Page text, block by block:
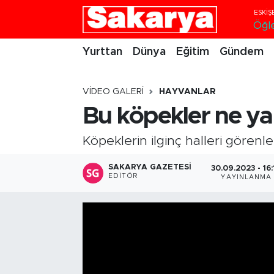
Yurttan Dünya Eğitim Gündem
VIDEO GALERI HAYVANLAR
Bu köpekler ne
Köpeklerin ilginç halleri
SAKARYA GAZETESI
EDITÖR
30.09.2023 -
YAYINLANMA
Eskişehirspor
Eskişehir Nöbetçi Eczaneler
Eskişehir Namaz Vakitleri
Eskişehir Trafik Yoğunluk Haritası
Süper Lig Puan Durumu ve Fikstür
Tüm Manşetler